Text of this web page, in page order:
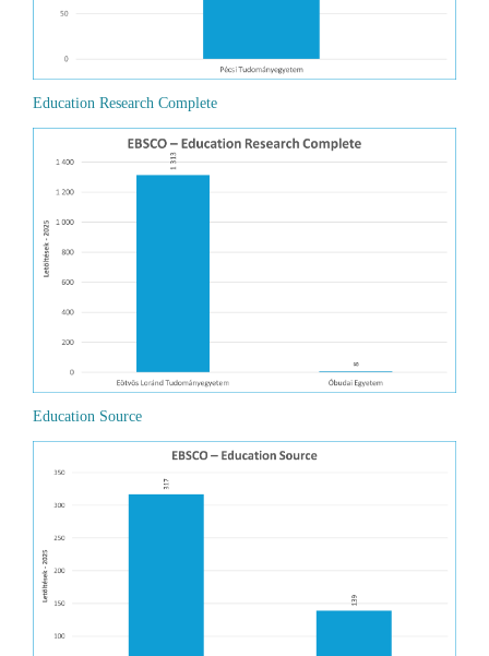
Education Research Complete
Education Source